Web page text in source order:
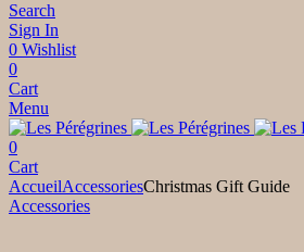
Search
Sign In
0 Wishlist
0
Cart
Menu
0
Cart
AccueilAccessoriesChristmas Gift Guide
Accessories